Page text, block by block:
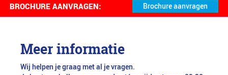
BROCHURE AANVRAGEN:
Meer informatie
Wij helpen je graag met al je vragen.